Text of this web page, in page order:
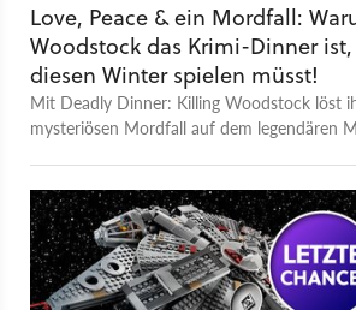
Love, Peace & ein Mordfall:
Woodstock das Krimi-Dinner
diesen Winter spielen müsst!
Mit Deadly Dinner: Killing Woodstock löst
mysteriösen Mordfall auf dem legendären
euch das besser nicht entgehen lassen!